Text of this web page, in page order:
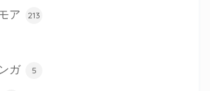
ア 213
ガ 5